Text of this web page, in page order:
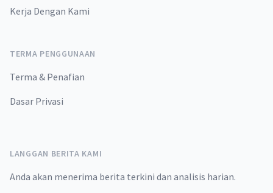
Kerja Dengan Kami
TERMA PENGGUNAAN
Terma & Penafian
Dasar Privasi
LANGGAN BERITA KAMI
Anda akan menerima berita terkini dan analisis harian.